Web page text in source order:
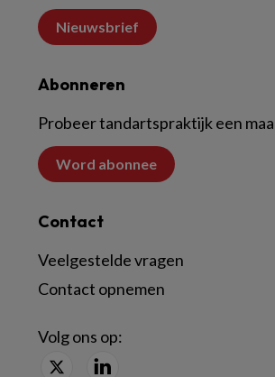
Nieuwsbrief
Abonneren
Probeer tandartspraktijk een
Word abonnee
Contact
Veelgestelde vragen
Contact opnemen
Volg ons op: